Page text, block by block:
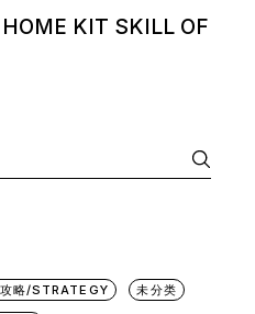
KIT SKILL OF
略/STRATEGY 未分类